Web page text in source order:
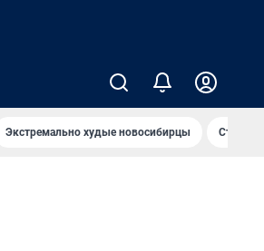
Экстремально худые новосибирцы Старт